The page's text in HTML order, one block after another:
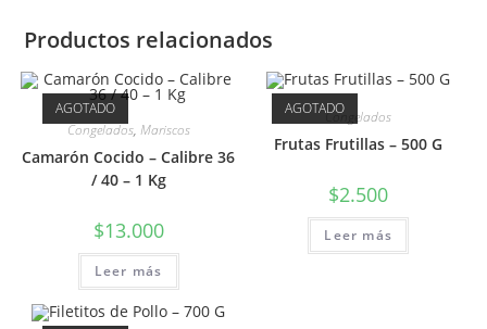
Productos relacionados
AGOTADO
Congelados, Mariscos
Camarón Cocido – Calibre 36
/ 40 – 1 Kg
$13.000
Leer más
AGOTADOCongelados
Frutas Frutillas – 500 G
$2.500
Leer más